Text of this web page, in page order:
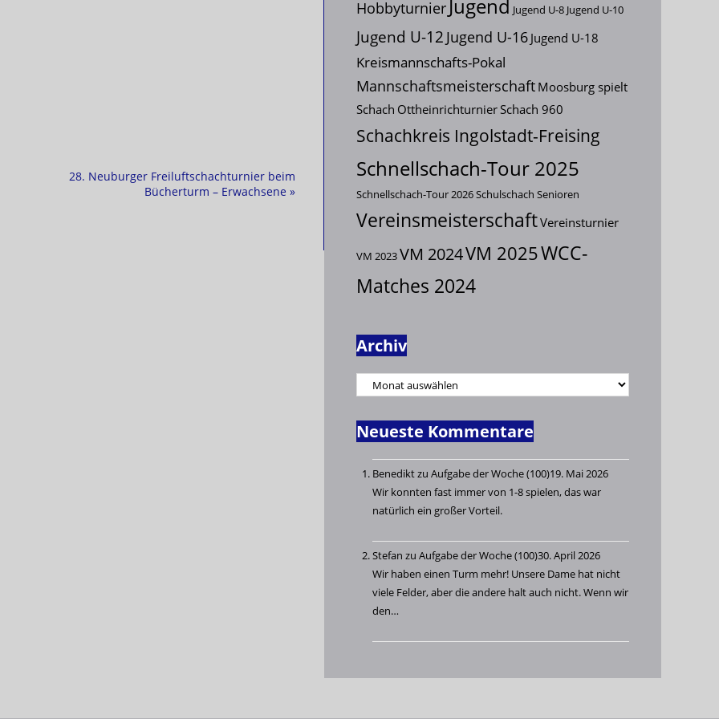
28. Neuburger Freiluftschachturnier beim
Bücherturm – Erwachsene »
Hobbyturnier Jugend Jugend U-8 Jugend U-10
Jugend U-12 Jugend U-16 Jugend U-18
Kreismannschafts-Pokal
Mannschaftsmeisterschaft Moosburg spielt
Schach OttheinrichturnierSchach 960
Schachkreis Ingolstadt-Freising
Schnellschach-Tour 2025
Schnellschach-Tour 2026Schulschach Senioren
VereinsmeisterschaftVereinsturnier
VM 2023VM 2024VM 2025WCC-
Matches 2024
Archiv
Neueste Kommentare
Benediktzu Aufgabe der Woche (100)19. Mai 2026
Wir konnten fast immer von 1-8 spielen, das war
natürlich ein großer Vorteil.
Stefan zu Aufgabe der Woche (100)30. April 2026
Wir haben einen Turm mehr! Unsere Dame hat nicht
viele Felder, aber die andere halt auch nicht. Wenn wir
den…